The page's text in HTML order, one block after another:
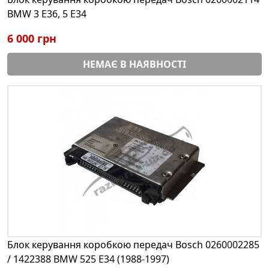
BMW 3 E36, 5 E34
6 000 грн
НЕМАЄ В НАЯВНОСТІ
Блок керування коробкою передач Bosch 0260002285
/ 1422388 BMW 525 E34 (1988-1997)